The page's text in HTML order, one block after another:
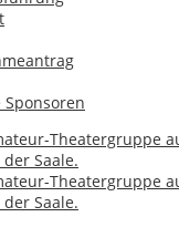
Sponsoreneinen Kommentar
zweit
Mann